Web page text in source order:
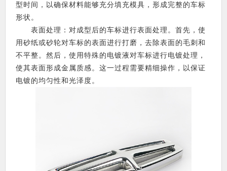
型时间，以确保材料能够充分填充模具，形成完整的车标
形状。
表面处理：对成型后的车标进行表面处理。首先，使
用砂纸或砂轮对车标的表面进行打磨，去除表面的毛刺和
不平整。然后，使用特殊的电镀液对车标进行电镀处理，
使其表面形成金属质感。这一过程需要精细操作，以保证
电镀的均匀性和光泽度。